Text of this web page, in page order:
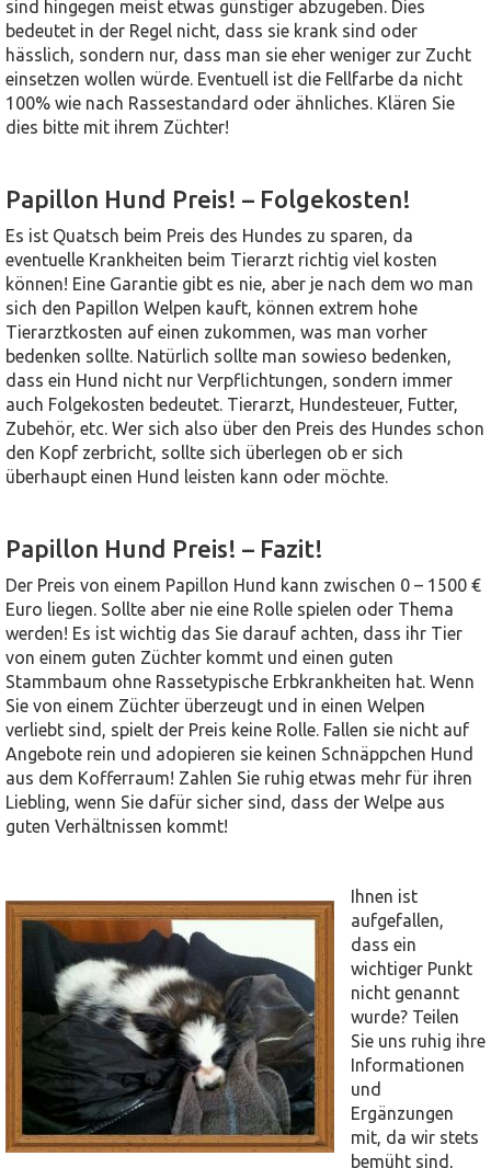
sind hingegen meist etwas günstiger abzugeben. Dies
bedeutet in der Regel nicht, dass sie krank sind oder
hässlich, sondern nur, dass man sie eher weniger zur Zucht
einsetzen wollen würde. Eventuell ist die Fellfarbe da nicht
100% wie nach Rassestandard oder ähnliches. Klären Sie
dies bitte mit ihrem Züchter!
Papillon Hund Preis! – Folgekosten!
Es ist Quatsch beim Preis des Hundes zu sparen, da
eventuelle Krankheiten beim Tierarzt richtig viel kosten
können! Eine Garantie gibt es nie, aber je nach dem wo man
sich den Papillon Welpen kauft, können extrem hohe
Tierarztkosten auf einen zukommen, was man vorher
bedenken sollte. Natürlich sollte man sowieso bedenken,
dass ein Hund nicht nur Verpflichtungen, sondern immer
auch Folgekosten bedeutet. Tierarzt, Hundesteuer, Futter,
Zubehör, etc. Wer sich also über den Preis des Hundes schon
den Kopf zerbricht, sollte sich überlegen ob er sich
überhaupt einen Hund leisten kann oder möchte.
Papillon Hund Preis! – Fazit!
Der Preis von einem Papillon Hund kann zwischen 0 – 1500 €
Euro liegen. Sollte aber nie eine Rolle spielen oder Thema
werden! Es ist wichtig das Sie darauf achten, dass ihr Tier
von einem guten Züchter kommt und einen guten
Stammbaum ohne Rassetypische Erbkrankheiten hat. Wenn
Sie von einem Züchter überzeugt und in einen Welpen
verliebt sind, spielt der Preis keine Rolle. Fallen sie nicht auf
Angebote rein und adopieren sie keinen Schnäppchen Hund
aus dem Kofferraum! Zahlen Sie ruhig etwas mehr für ihren
Liebling, wenn Sie dafür sicher sind, dass der Welpe aus
guten Verhältnissen kommt!
Ihnen ist
aufgefallen,
dass ein
wichtiger Punkt
nicht genannt
wurde? Teilen
Sie uns ruhig ihre
Informationen
und
Ergänzungen
mit, da wir stets
bemüht sind,